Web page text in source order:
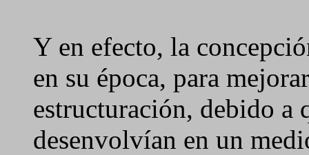
Y en efecto, la
en su época, para
estructuración, debido a
desenvolvían en un